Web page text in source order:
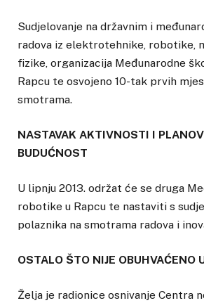
Sudjelovanje na državnim i
radova iz elektrotehnike, robotike,
fizike, organizacija Međunarodne
Rapcu te osvojeno 10-tak prvih
smotrama.
NASTAVAK AKTIVNOSTI I
BUDUĆNOST
U lipnju 2013. održat će se druga
robotike u Rapcu te nastaviti s
polaznika na smotrama radova i
OSTALO ŠTO NIJE OBUHVAĆENO
Želja je radionice osnivanje Centra